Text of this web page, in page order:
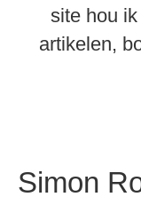
site hou
artikelen,
Simon